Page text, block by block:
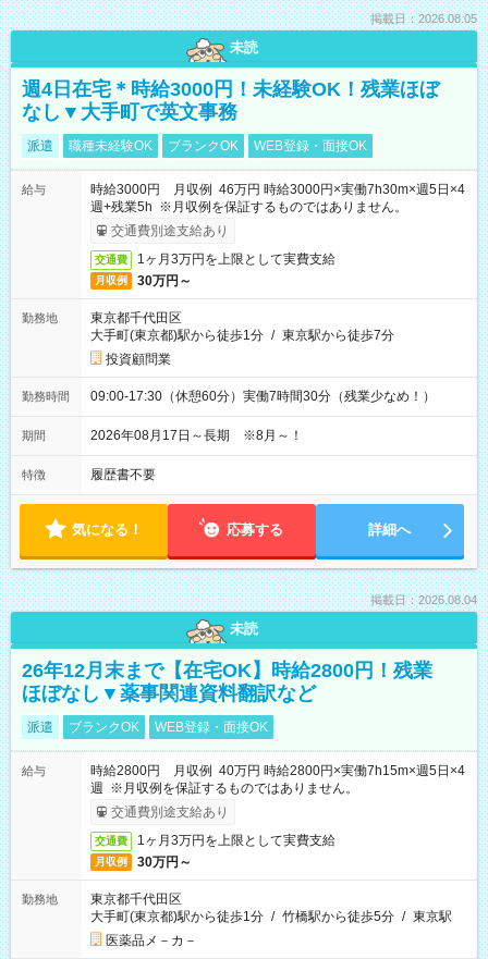
掲載日：2026.08.05
未読
週4日在宅＊時給3000円！未経験OK！残業ほぼ
なし▼大手町で英文事務
派遣 職種未経験OK ブランクOK WEB登録・面接OK
給与
時給3000円 月収例 46万円 時給3000円×実働7h30m×週5日×4
週+残業5h ※月収例を保証するものではありません。
交通費別途支給あり
交通費 1ヶ月3万円を上限として実費支給
月収例 30万円～
勤務地
東京都千代田区
大手町(東京都)駅から徒歩1分 / 東京駅から徒歩7分
投資顧問業
勤務時間 09:00-17:30（休憩60分）実働7時間30分（残業少なめ！）
期間 2026年08月17日～長期 ※8月～！
特徴 履歴書不要
気になる！ 応募する 詳細へ
掲載日：2026.08.04
未読
26年12月末まで【在宅OK】時給2800円！残業
ほぼなし▼薬事関連資料翻訳など
派遣 ブランクOK WEB登録・面接OK
給与
時給2800円 月収例 40万円 時給2800円×実働7h15m×週5日×4
週 ※月収例を保証するものではありません。
交通費別途支給あり
交通費 1ヶ月3万円を上限として実費支給
月収例 30万円～
勤務地
東京都千代田区
大手町(東京都)駅から徒歩1分 / 竹橋駅から徒歩5分 / 東京駅
医薬品メ－カ－